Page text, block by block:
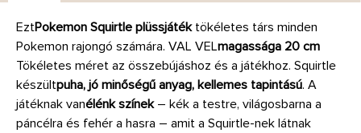
EztPokemon Squirtle plüssjátéktökéletes társ minden
Pokemon rajongó számára. VAL VELmagassága 20 cm
Tökéletes méret az összebújáshoz és a játékhoz. Squirtle
készültpuha, jó minőségű anyag, kellemes tapintású. A
játéknak vanélénk színek– kék a testre, világosbarna a
páncélra és fehér a hasra – amit a Squirtle-nek látnak